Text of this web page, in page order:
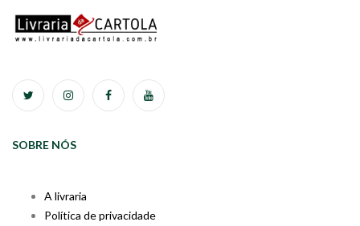
SOBRE NÓS
A livraria
Política de privacidade